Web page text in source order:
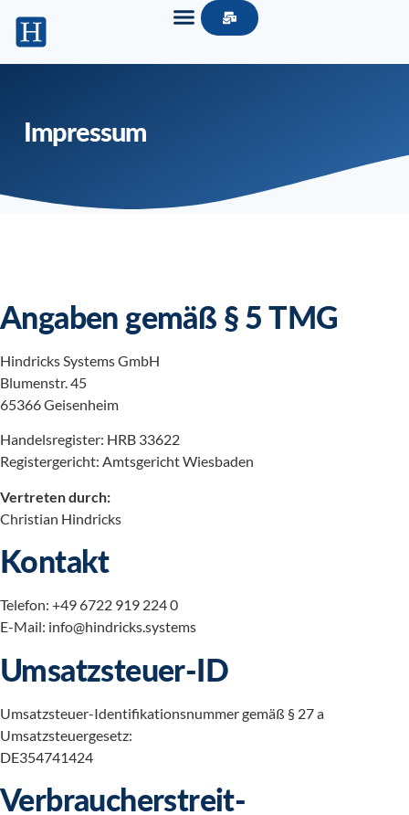
Impressum
Angaben gemäß § 5 TMG
Hindricks Systems GmbH
Blumenstr. 45
65366 Geisenheim
Handelsregister: HRB 33622
Registergericht: Amtsgericht Wiesbaden
Vertreten durch:
Christian Hindricks
Kontakt
Telefon: +49 6722 919 224 0
E-Mail: info@hindricks.systems
Umsatzsteuer-ID
Umsatzsteuer-Identifikationsnummer gemäß § 27 a
Umsatzsteuergesetz:
DE354741424
Verbraucher­streit­